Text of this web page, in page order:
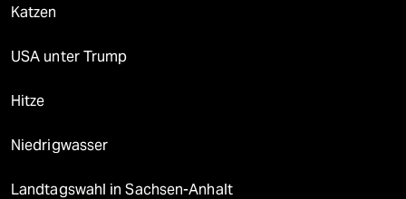
Katzen
USA unter Trump
Hitze
Niedrigwasser
Landtagswahl in Sachsen-Anhalt